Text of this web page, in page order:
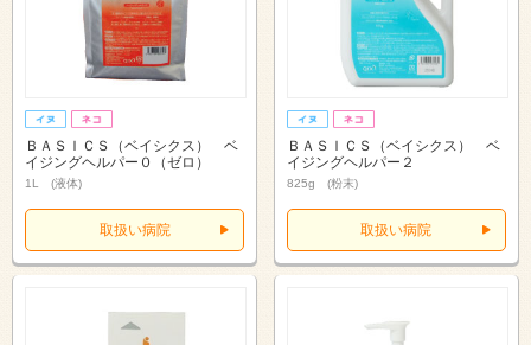
ＢＡＳＩＣＳ（ベイシクス） ベ
イジングヘルパー０（ゼロ）
1L (液体)
取扱い病院
ＢＡＳＩＣＳ（ベイシクス） ベ
イジングヘルパー２
825g (粉末)
取扱い病院